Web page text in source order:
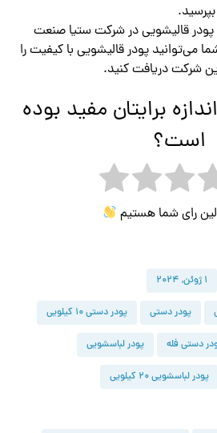
قالیشویی در شرکت ستیا صنعت
می‌توانید پودر قالیشویی با کیفیت را
شرکت دریافت کنید.
برایتان مفید بوده
است؟
رای شما هستیم
۱ ژوئن, ۲۰۲۴
پودر دستی پودر دستی 10 کیلویی
دستی فله پودر لباسشویی
پودر لباسشویی 20 کیلویی